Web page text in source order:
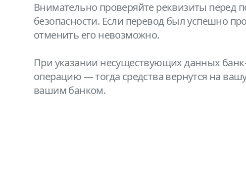
Внимательно проверяйте реквизиты перед
безопасности. Если перевод был успешно
отменить его невозможно.
При указании несуществующих данных
операцию — тогда средства вернутся на
вашим банком.